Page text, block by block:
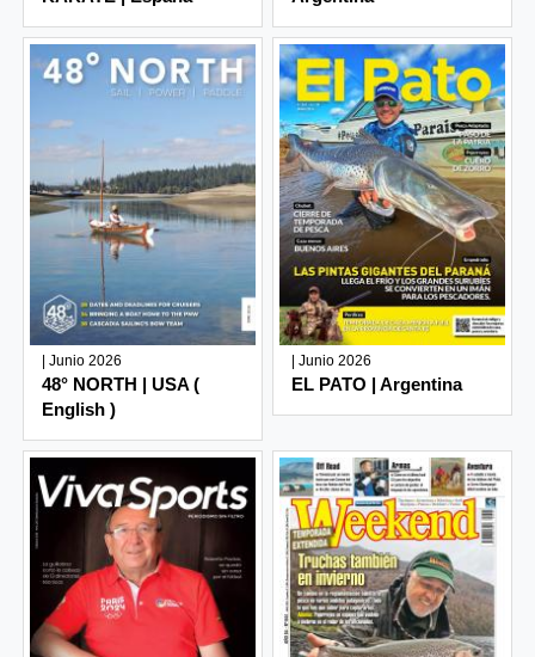
| Junio 2026
48° NORTH | USA (
English )
| Junio 2026
EL PATO | Argentina